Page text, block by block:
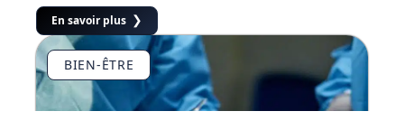
En savoir plus
BIEN-ÊTRE